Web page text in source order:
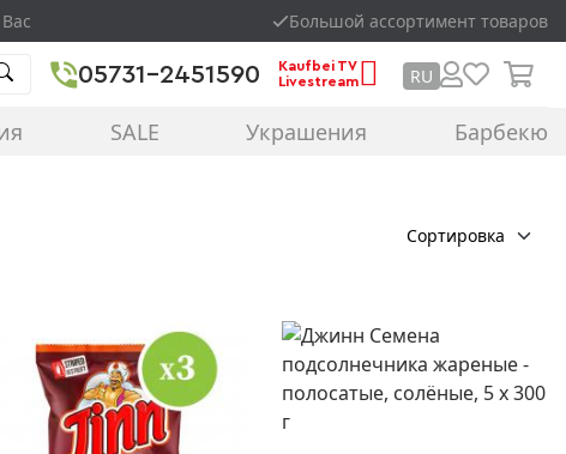
Большой ассортимент товаров
05731-2451590
Kaufbei TV
Livestream
RU
SALE Украшения Барбекю
Сортировка